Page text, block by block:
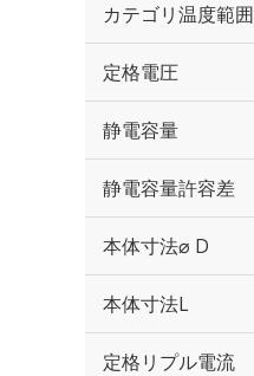
カテゴリ温度範囲
定格電圧
静電容量
静電容量許容差
本体寸法⌀ D
本体寸法L
定格リプル電流